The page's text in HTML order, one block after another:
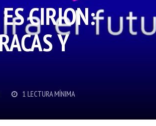
CIRION:
Y
1 LECTURA MÍNIMA